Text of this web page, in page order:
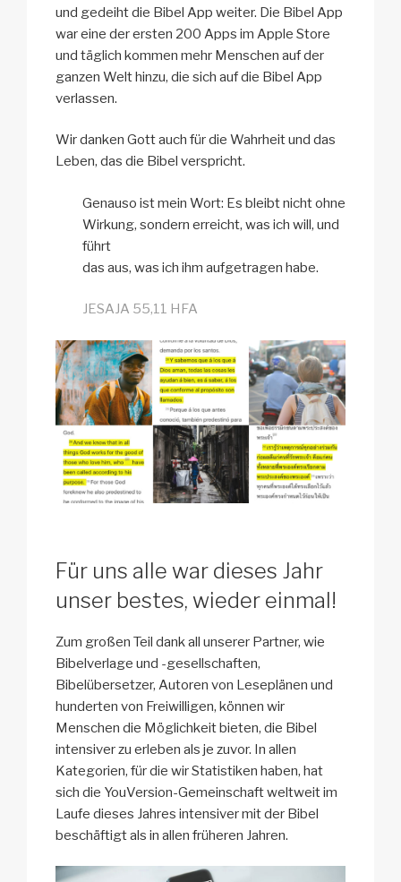
und gedeiht die Bibel App weiter. Die Bibel App
war eine der ersten 200 Apps im Apple Store
und täglich kommen mehr Menschen auf der
ganzen Welt hinzu, die sich auf die Bibel App
verlassen.
Wir danken Gott auch für die Wahrheit und das
Leben, das die Bibel verspricht.
Genauso ist mein Wort: Es bleibt nicht ohne
Wirkung, sondern erreicht, was ich will, und
führt
das aus, was ich ihm aufgetragen habe.
JESAJA 55,11 HFA
Für uns alle war dieses Jahr
unser bestes, wieder einmal!
Zum großen Teil dank all unserer Partner, wie
Bibelverlage und -gesellschaften,
Bibelübersetzer, Autoren von Leseplänen und
hunderten von Freiwilligen, können wir
Menschen die Möglichkeit bieten, die Bibel
intensiver zu erleben als je zuvor. In allen
Kategorien, für die wir Statistiken haben, hat
sich die YouVersion-Gemeinschaft weltweit im
Laufe dieses Jahres intensiver mit der Bibel
beschäftigt als in allen früheren Jahren.